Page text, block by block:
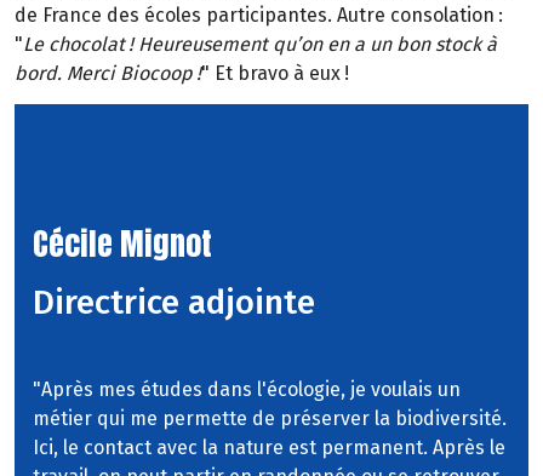
de France des écoles participantes. Autre consolation :
"Le chocolat ! Heureusement qu’on en a un bon stock à
bord. Merci Biocoop !" Et bravo à eux !
Cécile Mignot
Directrice adjointe
"Après mes études dans l'écologie, je voulais un
métier qui me permette de préserver la biodiversité.
Ici, le contact avec la nature est permanent. Après le